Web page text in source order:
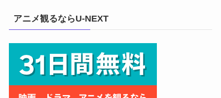
アニメ観るならU-NEXT